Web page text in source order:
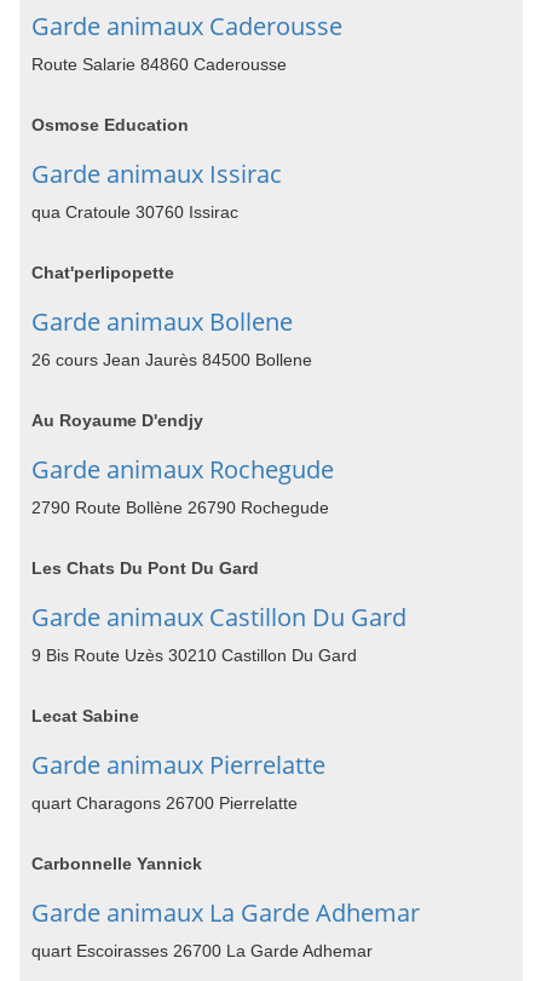
Garde animaux Caderousse
Route Salarie 84860 Caderousse
Osmose Education
Garde animaux Issirac
qua Cratoule 30760 Issirac
Chat'perlipopette
Garde animaux Bollene
26 cours Jean Jaurès 84500 Bollene
Au Royaume D'endjy
Garde animaux Rochegude
2790 Route Bollène 26790 Rochegude
Les Chats Du Pont Du Gard
Garde animaux Castillon Du Gard
9 Bis Route Uzès 30210 Castillon Du Gard
Lecat Sabine
Garde animaux Pierrelatte
quart Charagons 26700 Pierrelatte
Carbonnelle Yannick
Garde animaux La Garde Adhemar
quart Escoirasses 26700 La Garde Adhemar